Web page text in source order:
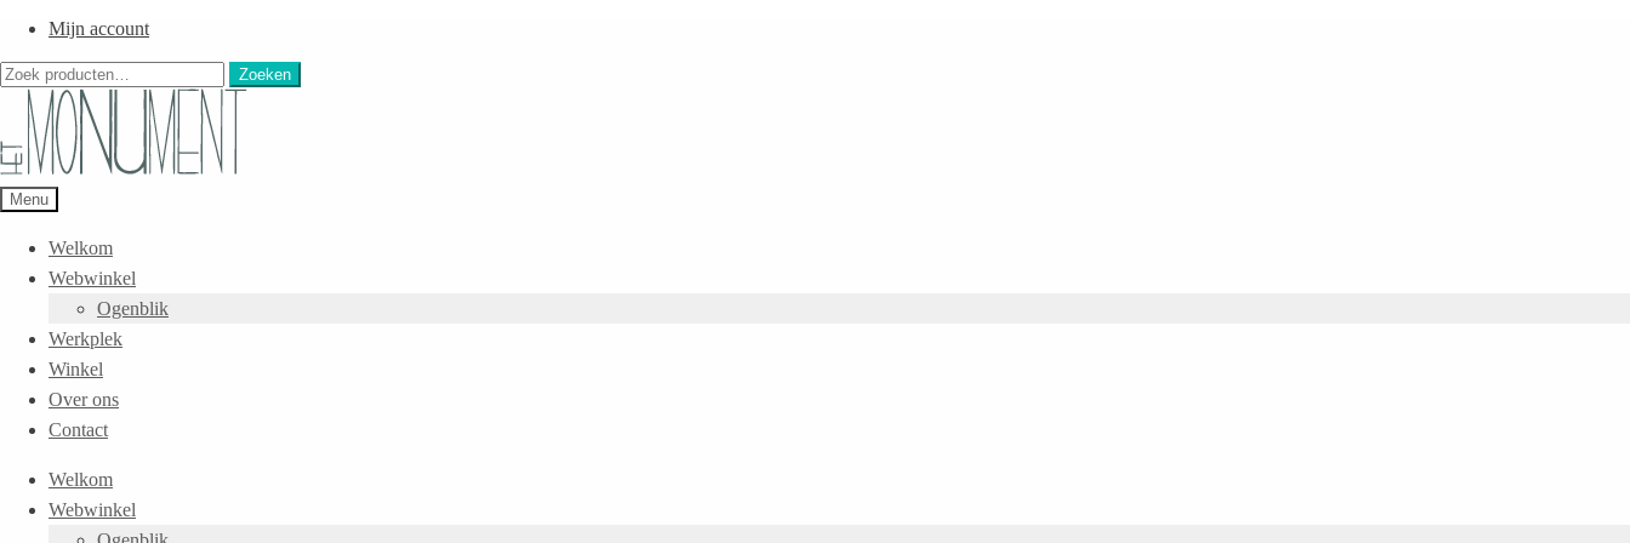
Mijn account
Zoeken
naar:
Zoeken
Menu
Welkom
Webwinkel
Ogenblik
Werkplek
Winkel
Over ons
Contact
Welkom
Webwinkel